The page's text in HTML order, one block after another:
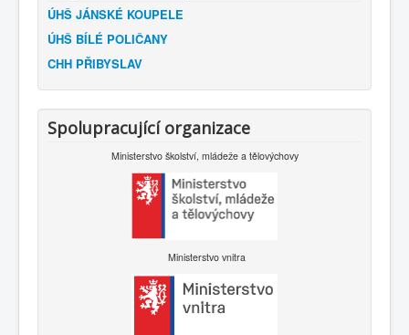
ÚHŠ JÁNSKÉ KOUPELE
ÚHŠ BÍLÉ POLIČANY
CHH PŘIBYSLAV
Spolupracující organizace
Ministerstvo školství, mládeže a tělovýchovy
Ministerstvo vnitra